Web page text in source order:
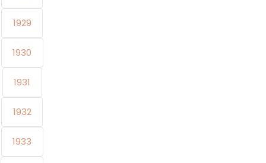
1929
1930
1931
1932
1933